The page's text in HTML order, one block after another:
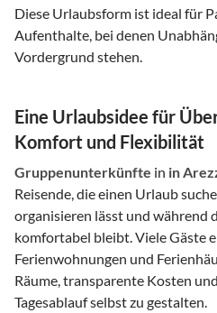
Diese Urlaubsform ist ideal für
Aufenthalte, bei denen
Vordergrund stehen.
Eine Urlaubsidee für
Komfort und Flexibilität
Gruppenunterkünfte in in
Reisende, die einen Urlaub
organisieren lässt und während
komfortabel bleibt. Viele Gäste
Ferienwohnungen und
Räume, transparente Kosten
Tagesablauf selbst zu gestalten.